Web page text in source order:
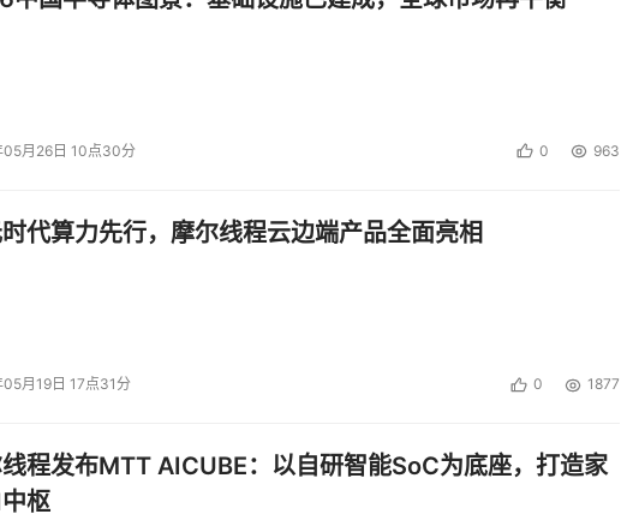
全系列的分销，并且大多数存储SI身兼三职：SI、代理商和厂商，
抗风险能力都强于综合SI。
客户的互动关系中，存储SI因其存储系统的特性，很多时候是与总包
持续的服务，这种互动还需要长期保持，所以在这方面的风险也要小一
的重要性，对存储SI来说，方案设计能力和技术支持能力的考验显得
而存储SI在这方面也必须付出更多，在方案设计、实施和支持这条链
出立时剧增。如果还要看存储SI在分包运作中还要承担哪些不同于其他
可得知，如果本该具备的一项资源对这个分包而言不够充分，那么就
，存储SI在分包墙上，自当有杰出者演绎完美的均衡。(文章来源：《计
05月26日 10点30分 0 963
代算力先行，摩尔线程云边端产品全面亮相
月19日 17点31分 0 1877
程发布MTT AICUBE：以自研智能SoC为底座，打造家
枢